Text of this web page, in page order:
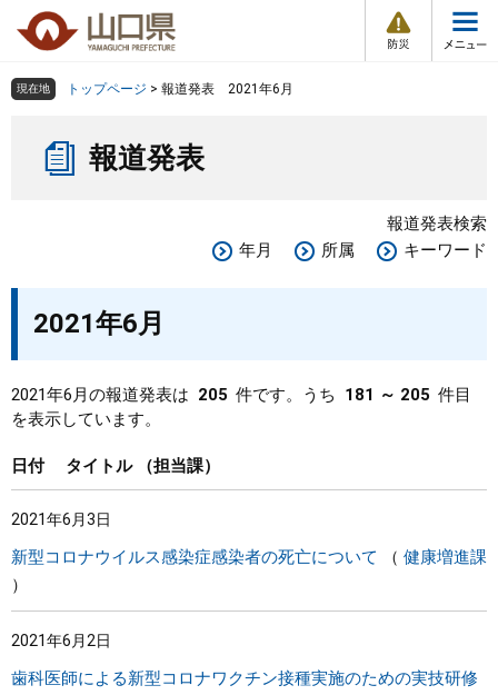
の
ー
メ
組織で探す
Other Languages
くらし・環境
教育・文化・スポーツ
しごと・産業・観光
現在地 トップページ > 報道発表 2021年6月
報道発表
報道発表検索
年月
所属 キーワード
2021年6月
2021年6月の報道発表は 205 件です。うち 181 ～ 205 件目
を表示しています。
日付 タイトル 担当課
2021年6月3日
新型コロナウイルス感染症感染者の死亡について 健康増進課
2021年6月2日
歯科医師による新型コロナワクチン接種実施のための実技研修